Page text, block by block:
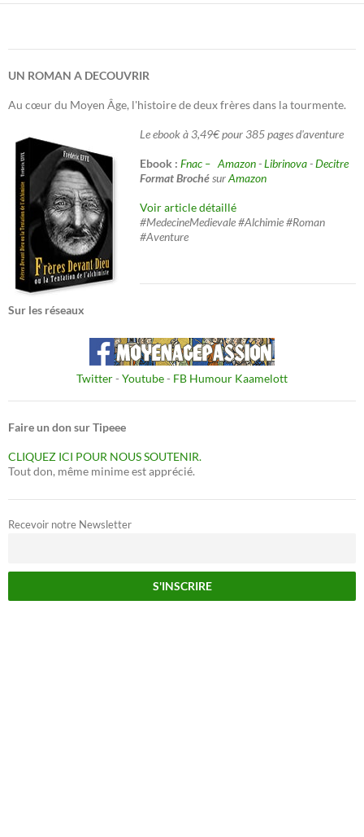
UN ROMAN A DECOUVRIR
Au cœur du Moyen Âge, l'histoire de deux frères dans la tourmente.
Le ebook à 3,49€ pour 385 pages d'aventure
Ebook : Fnac – Amazon-Librinova-Decitre
Format BrochésurAmazon
Voir article détaillé
#MedecineMedievale #Alchimie #Roman
#Aventure
Sur les réseaux
Twitter- Youtube- FB Humour Kaamelott
Faire un don sur Tipeee
CLIQUEZ ICI POUR NOUS SOUTENIR.
Tout don, même minime est apprécié.
Recevoir notre Newsletter